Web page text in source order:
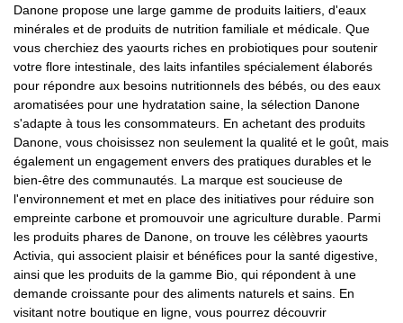
Danone propose une large gamme de produits laitiers, d'eaux
minérales et de produits de nutrition familiale et médicale. Que
vous cherchiez des yaourts riches en probiotiques pour soutenir
votre flore intestinale, des laits infantiles spécialement élaborés
pour répondre aux besoins nutritionnels des bébés, ou des eaux
aromatisées pour une hydratation saine, la sélection Danone
s'adapte à tous les consommateurs. En achetant des produits
Danone, vous choisissez non seulement la qualité et le goût, mais
également un engagement envers des pratiques durables et le
bien-être des communautés. La marque est soucieuse de
l'environnement et met en place des initiatives pour réduire son
empreinte carbone et promouvoir une agriculture durable. Parmi
les produits phares de Danone, on trouve les célèbres yaourts
Activia, qui associent plaisir et bénéfices pour la santé digestive,
ainsi que les produits de la gamme Bio, qui répondent à une
demande croissante pour des aliments naturels et sains. En
visitant notre boutique en ligne, vous pourrez découvrir